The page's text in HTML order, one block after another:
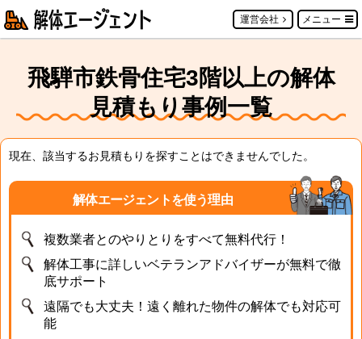
運営会社 メニュー
飛騨市鉄骨住宅3階以上の解体
見積もり事例一覧
現在、該当するお見積もりを探すことはできませんでした。
解体エージェントを使う理由
複数業者とのやりとりをすべて無料代行！
解体工事に詳しいベテランアドバイザーが無料で徹
底サポート
遠隔でも大丈夫！遠く離れた物件の解体でも対応可
能